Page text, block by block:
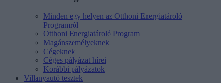
Minden egy helyen az Otthoni Energiatároló
Programról
Otthoni Energiatároló Program
Magánszemélyeknek
Cégeknek
Céges pályázat hírei
Korábbi pályázatok
Villanyautó tesztek